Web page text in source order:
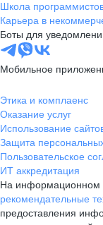
Школа
Карьера в
Боты для
Мобильное
Этика и комплаенс
Оказание услуг
Использование
Защита
Пользовательское
ИТ аккредитация
На информационном
рекомендательные
предоставления